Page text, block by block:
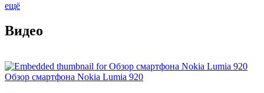
ещё
Видео
Обзор смартфона Nokia Lumia 920